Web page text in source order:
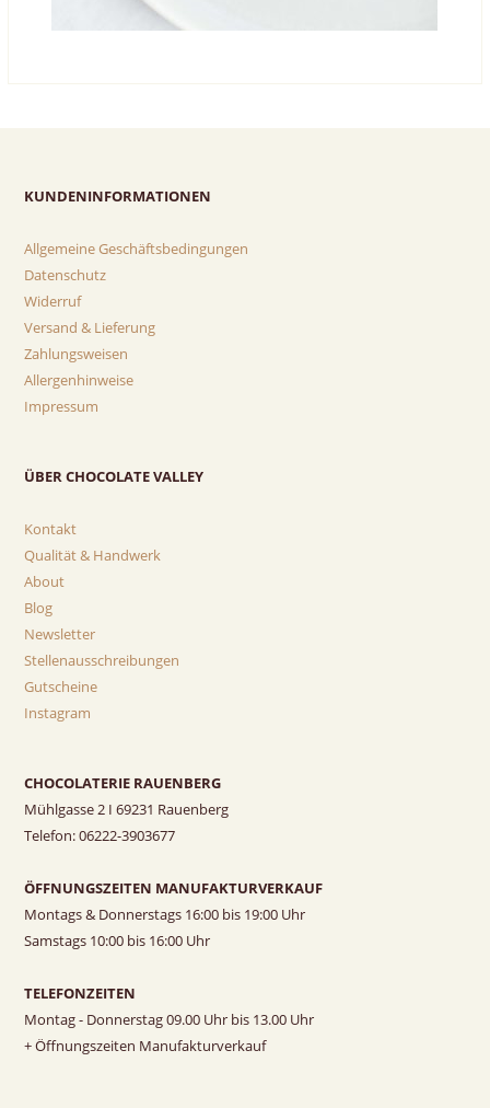
KUNDENINFORMATIONEN
Allgemeine Geschäftsbedingungen
Datenschutz
Widerruf
Versand & Lieferung
Zahlungsweisen
Allergenhinweise
Impressum
ÜBER CHOCOLATE VALLEY
Kontakt
Qualität & Handwerk
About
Blog
Newsletter
Stellenausschreibungen
Gutscheine
Instagram
CHOCOLATERIE RAUENBERG
Mühlgasse 2 I 69231 Rauenberg
Telefon: 06222-3903677
ÖFFNUNGSZEITEN MANUFAKTURVERKAUF
Montags & Donnerstags 16:00 bis 19:00 Uhr
Samstags 10:00 bis 16:00 Uhr
TELEFONZEITEN
Montag - Donnerstag 09.00 Uhr bis 13.00 Uhr
+ Öffnungszeiten Manufakturverkauf